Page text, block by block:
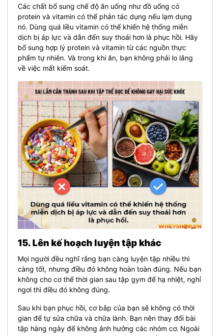
Các chất bổ sung chế độ ăn uống như đồ uống có
protein và vitamin có thể phản tác dụng nếu lạm dụng
nó. Dùng quá liều vitamin có thể khiến hệ thống miễn
dịch bị áp lực và dẫn đến suy thoái hơn là phục hồi. Hãy
bổ sung hợp lý protein và vitamin từ các nguồn thực
phẩm tự nhiên. Và trong khi ăn, bạn không phải lo lắng
về việc mất kiểm soát.
15. Lên kế hoạch luyện tập khác
Mọi người đều nghĩ rằng bạn càng luyện tập nhiều thì
càng tốt, nhưng điều đó không hoàn toàn đúng. Nếu bạn
không cho cơ thể thời gian sau tập gym để hạ nhiệt, nghỉ
ngơi thì điều đó không đúng.
Sau khi bạn phục hồi, cơ bắp của bạn sẽ không có thời
gian để tự sửa chữa và chữa lành. Bạn nên thay đổi bài
tập hàng ngày để không ảnh hưởng các nhóm cơ. Ngoài